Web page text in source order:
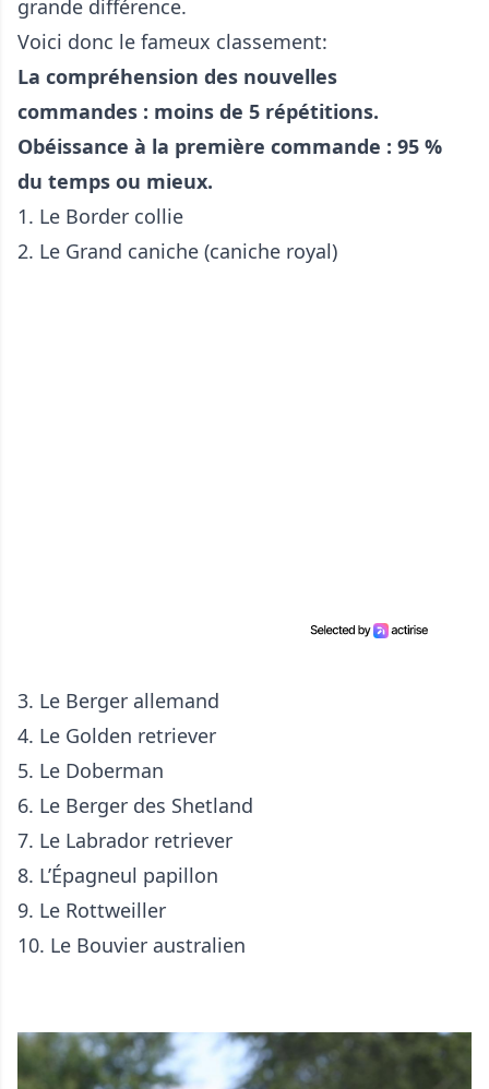
grande différence.
Voici donc le fameux classement:
La compréhension des nouvelles
commandes : moins de 5 répétitions.
Obéissance à la première commande : 95 %
du temps ou mieux.
1. Le Border collie
2. Le Grand caniche (caniche royal)
3. Le Berger allemand
4. Le Golden retriever
5. Le Doberman
6. Le Berger des Shetland
7. Le Labrador retriever
8. L’Épagneul papillon
9. Le Rottweiller
10. Le Bouvier australien